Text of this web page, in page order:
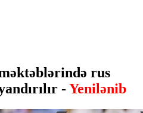
rus
-Yenilənib